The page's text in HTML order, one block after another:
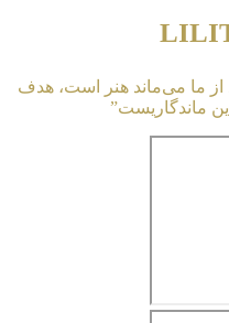
ما می‌ماند هنر است، هدف
ماندگاریست”